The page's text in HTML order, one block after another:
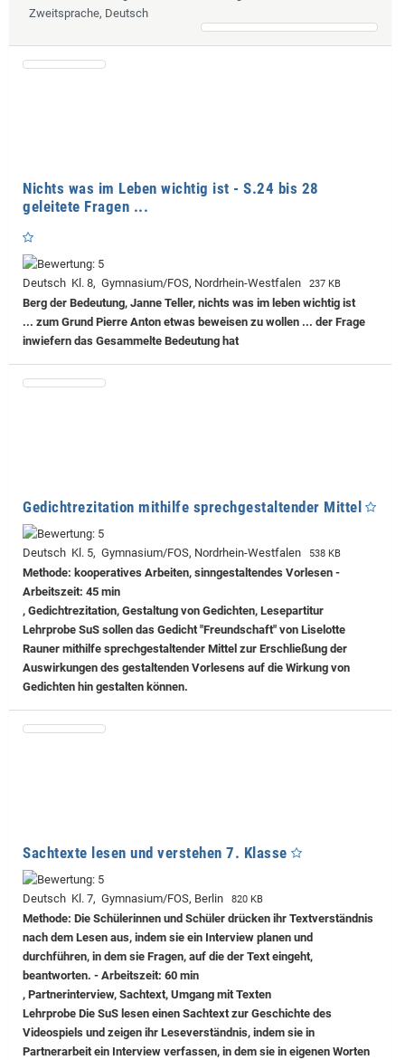
Zweitsprache, Deutsch
Nichts was im Leben wichtig ist - S.24 bis 28
geleitete Fragen ...
Deutsch Kl. 8, Gymnasium/FOS, Nordrhein-Westfalen 237 KB
Berg der Bedeutung, Janne Teller, nichts was im leben wichtig ist
... zum Grund Pierre Anton etwas beweisen zu wollen ... der Frage
inwiefern das Gesammelte Bedeutung hat
Gedichtrezitation mithilfe sprechgestaltender Mittel
Deutsch Kl. 5, Gymnasium/FOS, Nordrhein-Westfalen 538 KB
Methode: kooperatives Arbeiten, sinngestaltendes Vorlesen -
Arbeitszeit: 45 min
, Gedichtrezitation, Gestaltung von Gedichten, Lesepartitur
Lehrprobe SuS sollen das Gedicht "Freundschaft" von Liselotte
Rauner mithilfe sprechgestaltender Mittel zur Erschließung der
Auswirkungen des gestaltenden Vorlesens auf die Wirkung von
Gedichten hin gestalten können.
Sachtexte lesen und verstehen 7. Klasse
Deutsch Kl. 7, Gymnasium/FOS, Berlin 820 KB
Methode: Die Schülerinnen und Schüler drücken ihr Textverständnis
nach dem Lesen aus, indem sie ein Interview planen und
durchführen, in dem sie Fragen, auf die der Text eingeht,
beantworten. - Arbeitszeit: 60 min
, Partnerinterview, Sachtext, Umgang mit Texten
Lehrprobe Die SuS lesen einen Sachtext zur Geschichte des
Videospiels und zeigen ihr Leseverständnis, indem sie in
Partnerarbeit ein Interview verfassen, in dem sie in eigenen Worten